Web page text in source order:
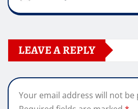
LEAVE A REPLY
Your email address will not be